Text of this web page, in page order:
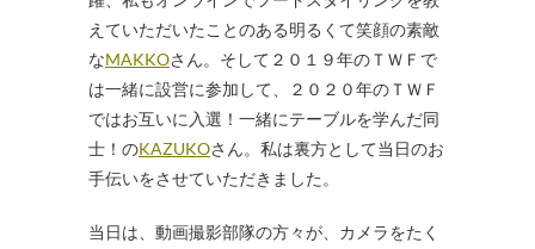
えていただいたことのある明るくて笑顔の素敵
なMAKKOさん。そして２０１９年のＴＷＦで
は一緒に設営に参加して、２０２０年のＴＷＦ
ではお互いに入選！一緒にテーブルを学んだ同
士！のKAZUKOさん。私は裏方として当日のお
手伝いをさせていただきました。
当日は、動画撮影部隊の方々が、カメラをたく